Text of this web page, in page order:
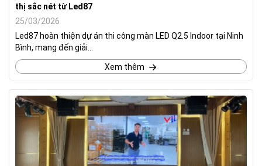
thị sắc nét từ Led87
25/03/2026
Led87 hoàn thiện dự án thi công màn LED Q2.5 Indoor tại Ninh
Bình, mang đến giải...
Xem thêm